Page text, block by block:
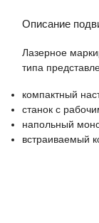
Описание
Лазерное
типа
компактный
станок с
напольный
встраиваемый